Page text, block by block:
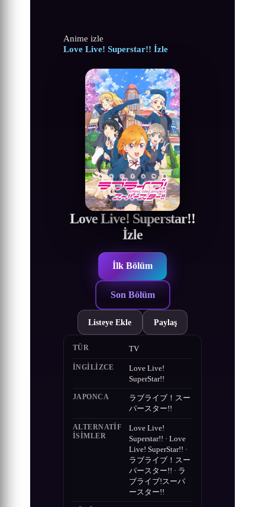
Anime izle
Love Live! Superstar!! İzle
Love Live! Superstar!!
İzle
İlk Bölüm
Son Bölüm
Listeye Ekle Paylaş
TÜR TV
İNGILIZCE
Love Live!
SuperStar!!
JAPONCA
ラブライブ！スー
パースター!!
ALTERNATIF
ISIMLER
Love Live!
Superstar!! · Love
Live! SuperStar!! ·
ラブライブ！スー
パースター!! · ラ
ブライブ!スーパ
ースター!!